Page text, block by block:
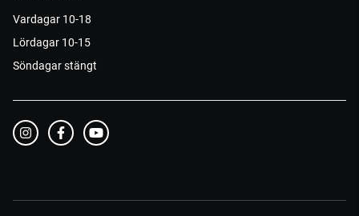
Vardagar 10-18
Lördagar 10-15
Söndagar stängt